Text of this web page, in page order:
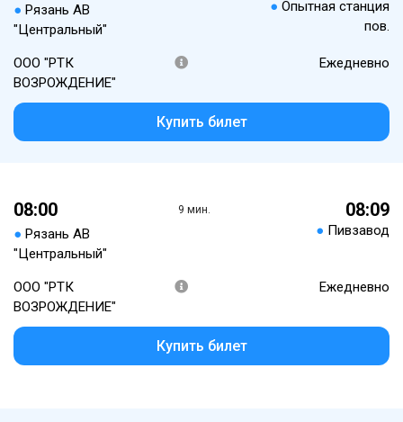
● Рязань АВ
"Центральный"
● Опытная станция
пов.
ООО "РТК
ВОЗРОЖДЕНИЕ"
Ежедневно
Купить билет
08:00
● Рязань АВ
"Центральный"
9 мин. 08:09
● Пивзавод
ООО "РТК
ВОЗРОЖДЕНИЕ"
Ежедневно
Купить билет